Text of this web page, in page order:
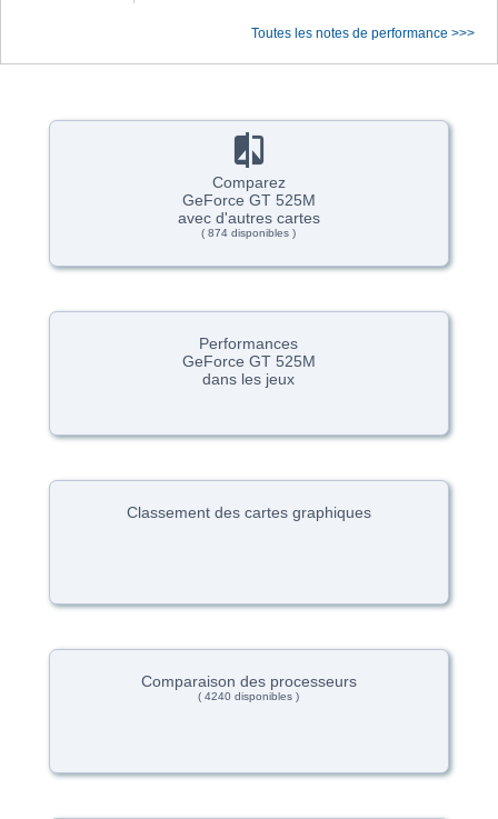
Toutes les notes de performance >>>
Comparez
GeForce GT 525M
avec d'autres cartes
( 874 disponibles )
Performances
GeForce GT 525M
dans les jeux
Classement des cartes graphiques
Comparaison des processeurs
( 4240 disponibles )